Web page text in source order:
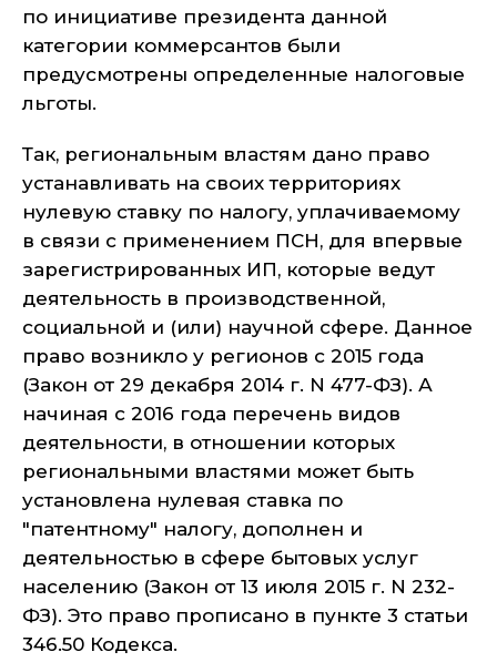
по инициативе президента данной
категории коммерсантов были
предусмотрены определенные налоговые
льготы.
Так, региональным властям дано право
устанавливать на своих территориях
нулевую ставку по налогу, уплачиваемому
в связи с применением ПСН, для впервые
зарегистрированных ИП, которые ведут
деятельность в производственной,
социальной и (или) научной сфере. Данное
право возникло у регионов с 2015 года
(Закон от 29 декабря 2014 г. N 477-ФЗ). А
начиная с 2016 года перечень видов
деятельности, в отношении которых
региональными властями может быть
установлена нулевая ставка по
"патентному" налогу, дополнен и
деятельностью в сфере бытовых услуг
населению (Закон от 13 июля 2015 г. N 232-
ФЗ). Это право прописано в пункте 3 статьи
346.50 Кодекса.